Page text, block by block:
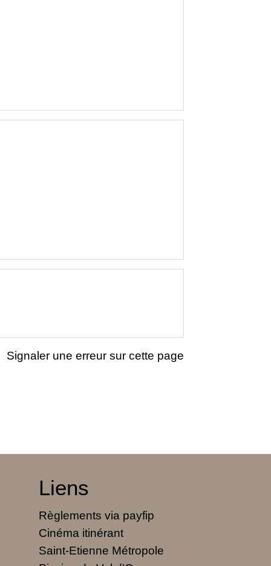
Signaler une erreur sur cette page
Liens
Règlements via payfip
Cinéma itinérant
Saint-Etienne Métropole